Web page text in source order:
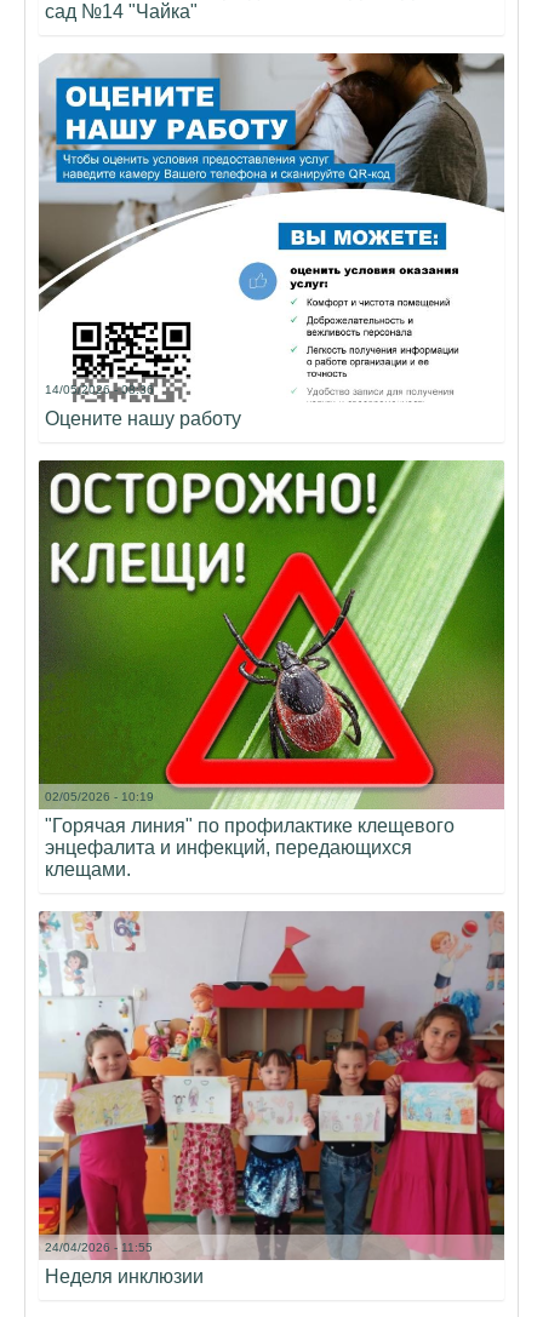
сад №14 "Чайка"
14/05/2026 - 08:36
Оцените нашу работу
02/05/2026 - 10:19
"Горячая линия" по профилактике клещевого
энцефалита и инфекций, передающихся
клещами.
24/04/2026 - 11:55
Неделя инклюзии